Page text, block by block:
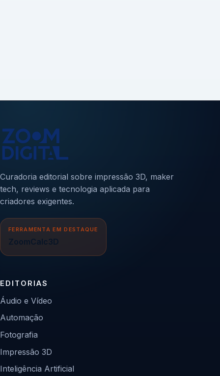
Curadoria editorial sobre impressão 3D, maker
tech, reviews e tecnologia aplicada para
criadores exigentes.
FERRAMENTA EM DESTAQUE
ZoomCalc3D
EDITORIAS
Áudio e Vídeo
Automação
Fotografia
Impressão 3D
Inteligência Artificial